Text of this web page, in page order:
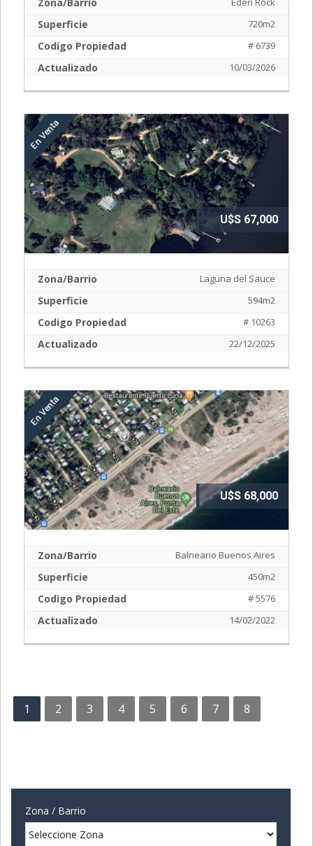
Superficie 720m2
Codigo Propiedad # 6739
Actualizado 10/03/2026
U$S 67,000
Zona/Barrio Laguna del Sauce
Superficie 594m2
Codigo Propiedad # 10263
Actualizado 22/12/2025
U$S 68,000
Zona/Barrio Balneario Buenos Aires
Superficie 450m2
Codigo Propiedad # 5576
Actualizado 14/02/2022
1 2 3 4 5 6 7 8
Zona / Barrio